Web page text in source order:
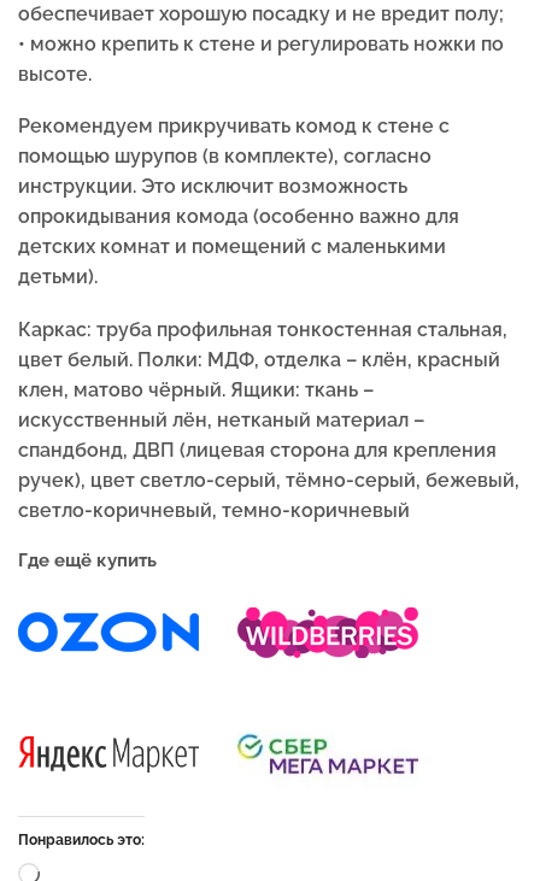
обеспечивает хорошую посадку и не вредит полу;
• можно крепить к стене и регулировать ножки по
высоте.
Рекомендуем прикручивать комод к стене с
помощью шурупов (в комплекте), согласно
инструкции. Это исключит возможность
опрокидывания комода (особенно важно для
детских комнат и помещений с маленькими
детьми).
Каркас: труба профильная тонкостенная стальная,
цвет белый. Полки: МДФ, отделка – клён, красный
клен, матово чёрный. Ящики: ткань –
искусственный лён, нетканый материал –
спандбонд, ДВП (лицевая сторона для крепления
ручек), цвет светло-серый, тёмно-серый, бежевый,
светло-коричневый, темно-коричневый
Где ещё купить
Понравилось это: